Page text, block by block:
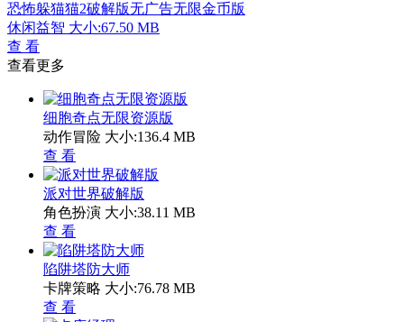
恐怖躲猫猫2破解版无广告无限金币版
休闲益智 大小:67.50 MB
查 看
查看更多
细胞奇点无限资源版
动作冒险 大小:136.4 MB
查 看
派对世界破解版
角色扮演 大小:38.11 MB
查 看
陷阱塔防大师
卡牌策略 大小:76.78 MB
查 看